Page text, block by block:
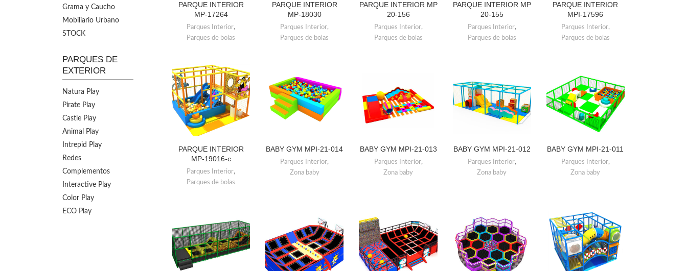
Grama y Caucho
Mobiliario Urbano
STOCK
PARQUES DE
EXTERIOR
Natura Play
Pirate Play
Castle Play
Animal Play
Intrepid Play
Redes
Complementos
Interactive Play
Color Play
ECO Play
LEER MÁS
PARQUE INTERIOR
MP-17264
Parques Interior,
Parques de bolas
LEER MÁS
PARQUE INTERIOR
MP-18030
Parques Interior,
Parques de bolas
LEER MÁS
PARQUE INTERIOR MP
20-156
Parques Interior,
Parques de bolas
LEER MÁS
PARQUE INTERIOR MP
20-155
Parques Interior,
Parques de bolas
LEER MÁS
PARQUE INTERIOR
MPI-17596
Parques Interior,
Parques de bolas
LEER MÁS
PARQUE INTERIOR
MP-19016-c
Parques Interior,
Parques de bolas
LEER MÁS
BABY GYM MPI-21-014
Parques Interior,
Zona baby
LEER MÁS
BABY GYM MPI-21-013
Parques Interior,
Zona baby
LEER MÁS
BABY GYM MPI-21-012
Parques Interior,
Zona baby
LEER MÁS
BABY GYM MPI-21-011
Parques Interior,
Zona baby